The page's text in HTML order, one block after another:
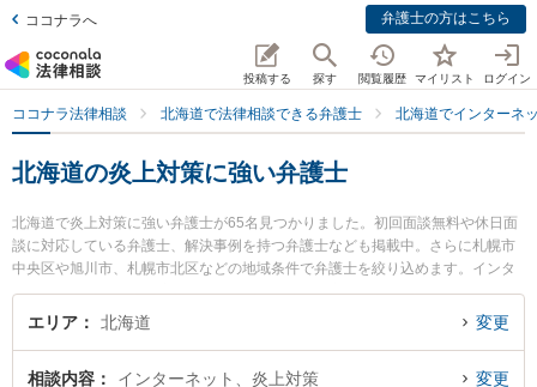
ココナラへ 弁護士の方はこちら
投稿する 探す 閲覧履歴 マイリスト ログイン
ココナラ法律相談 北海道で法律相談できる弁護士 北海道でインターネ
北海道の炎上対策に強い弁護士
北海道で炎上対策に強い弁護士が65名見つかりました。初回面談無料や休日面
談に対応している弁護士、解決事例を持つ弁護士なども掲載中。さらに札幌市
中央区や旭川市、札幌市北区などの地域条件で弁護士を絞り込めます。インタ
ーネットに関係する誹謗中傷や名誉毀損、個人特定等の細かな分野での絞り込
み検索もでき便利です。特にリーガライト法律事務所の芳賀 広健弁護士や富良
日や夜間に発生した炎上対策のトラブルを今すぐに弁護士に相談したい』『炎
エリア 北海道 変更
相談内容 インターネット、炎上対策 変更